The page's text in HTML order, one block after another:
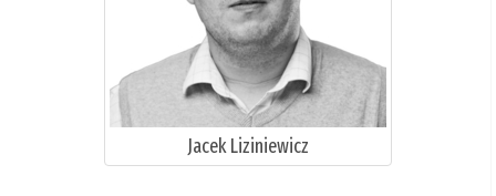
Jacek Liziniewicz